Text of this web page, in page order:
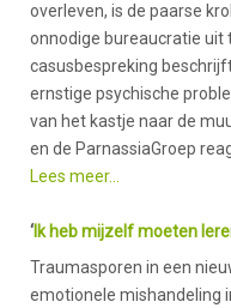
overleven, is de paarse
onnodige bureaucratie uit
casusbespreking
ernstige psychische
van het kastje naar de
en de ParnassiaGroep
Lees meer…
‘ Ik heb mijzelf moeten
Traumasporen in een
emotionele mishandeling